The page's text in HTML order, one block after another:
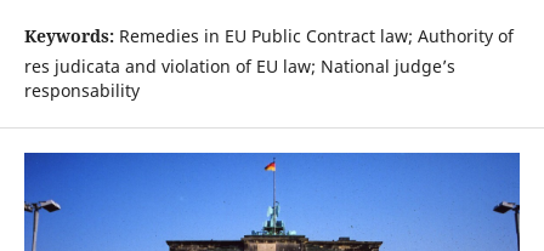
Keywords: Remedies in EU Public Contract law; Authority of
res judicata and violation of EU law; National judge’s
responsability